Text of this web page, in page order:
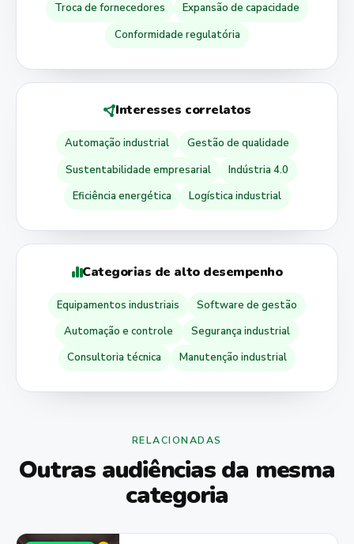
Troca de fornecedores
Expansão de capacidade
Conformidade regulatória
Interesses correlatos
Automação industrial
Gestão de qualidade
Sustentabilidade empresarial
Indústria 4.0
Eficiência energética
Logística industrial
Categorias de alto desempenho
Equipamentos industriais
Software de gestão
Automação e controle
Segurança industrial
Consultoria técnica
Manutenção industrial
RELACIONADAS
Outras audiências da mesma
categoria